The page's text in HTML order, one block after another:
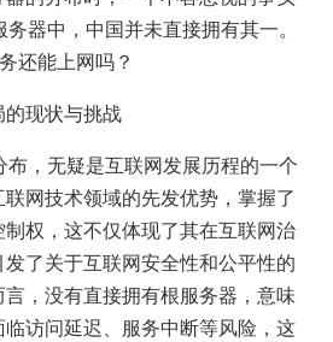
器中，中国并未直接拥有其一。
还能上网吗？
现状与挑战
，无疑是互联网发展历程的一个
网技术领域的先发优势，掌握了
权，这不仅体现了其在互联网治
了关于互联网安全性和公平性的
，没有直接拥有根服务器，意味
访问延迟、服务中断等风险，这